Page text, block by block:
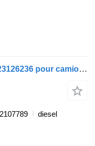
Manette de commande Renault 23126236 pour camion Renault T (2013-)
diesel